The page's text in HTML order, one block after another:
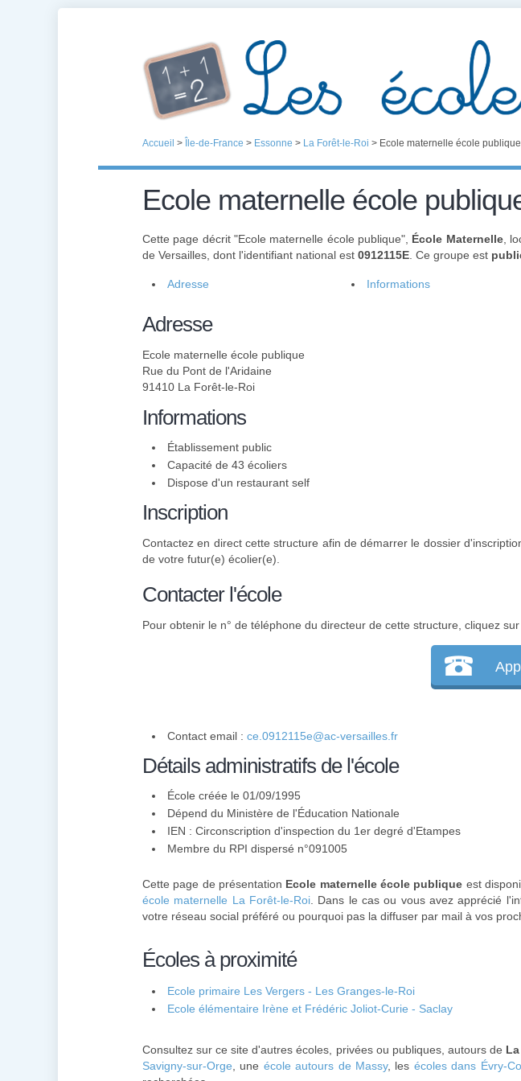
Accueil > Île-de-France > Essonne > La Forêt-le-Roi > Ecole maternelle école publique
Ecole maternelle école
Cette page décrit "Ecole maternelle école publique", École Maternelle,
de Versailles, dont l'identifiant national est 0912115E . Ce groupe est
Adresse Informations
Adresse
Ecole maternelle école publique
Rue du Pont de l'Aridaine
91410 La Forêt-le-Roi
Informations
Établissement public
Capacité de 43 écoliers
Dispose d'un restaurant self
Inscription
Contactez en direct cette structure afin de démarrer le dossier
de votre futur(e) écolier(e).
Contacter l'école
Pour obtenir le n° de téléphone du directeur de cette structure, cliquez sur
Contact email : ce.0912115e@ac-versailles.fr
Détails administratifs de l'école
École créée le 01/09/1995
Dépend du Ministère de l'Éducation Nationale
IEN : Circonscription d'inspection du 1er degré d'Etampes
Membre du RPI dispersé n°091005
Cette page de présentation Ecole maternelle école publique est
école maternelle La Forêt-le-Roi . Dans le cas ou vous avez apprécié
votre réseau social préféré ou pourquoi pas la diffuser par mail à vos
Écoles à proximité
Ecole primaire Les Vergers - Les Granges-le-Roi
Ecole élémentaire Irène et Frédéric Joliot-Curie - Saclay
Consultez sur ce site d'autres écoles, privées ou publiques, autours de
Savigny-sur-Orge , une école autours de Massy, les écoles dans Évry-